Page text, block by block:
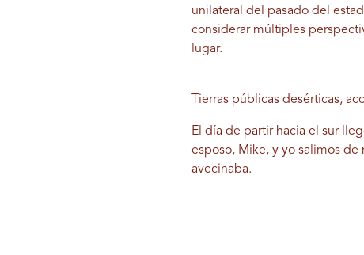
unilateral del pasado del
considerar múltiples
lugar.
Tierras públicas desérticas,
El día de partir hacia el sur
esposo, Mike, y yo salimos
avecinaba.